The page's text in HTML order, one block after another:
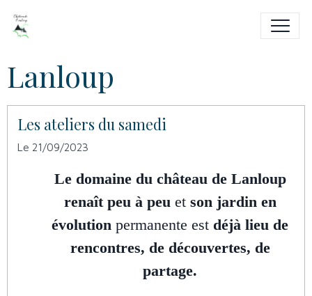
Lanloup
Les ateliers du samedi
Le 21/09/2023
Le domaine du château de Lanloup
renaît peu à peu et son jardin en
évolution permanente est déjà lieu de
rencontres, de découvertes, de
partage.